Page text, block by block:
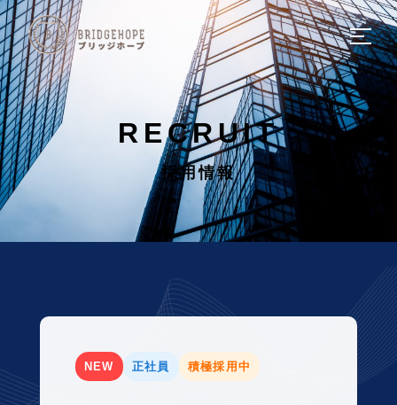
COMPANY
SERVICE
SOLUTION
NEWS
RECRUIT
採用情報
NEW 正社員 積極採用中